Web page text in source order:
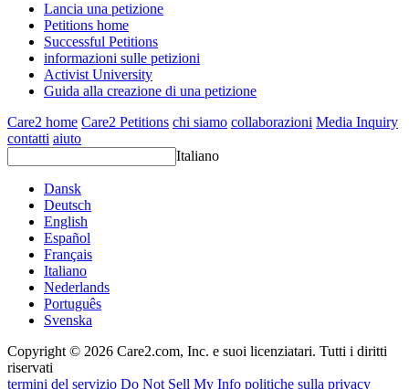
Lancia una petizione
Petitions home
Successful Petitions
informazioni sulle petizioni
Activist University
Guida alla creazione di una petizione
Care2 home Care2 Petitions chi siamo collaborazioni Media Inquiry
contatti aiuto
Italiano
Dansk
Deutsch
English
Español
Français
Italiano
Nederlands
Português
Svenska
Copyright © 2026 Care2.com, Inc. e suoi licenziatari. Tutti i diritti
riservati
termini del servizio Do Not Sell My Info politiche sulla privacy